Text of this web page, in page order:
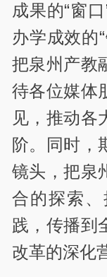
成果的“窗
办学成效的
把泉州产教
待各位媒体
见，推动各
阶。同时，
镜头，把泉
合的探索
践，传播到
改革的深化